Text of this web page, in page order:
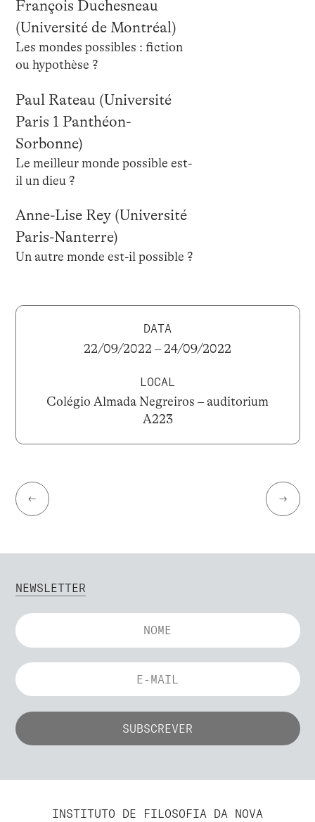
François Duchesneau
(Université de Montréal)
Les mondes possibles : fiction
ou hypothèse ?
Paul Rateau (Université
Paris 1 Panthéon-
Sorbonne)
Le meilleur monde possible est-
il un dieu ?
Anne-Lise Rey (Université
Paris-Nanterre)
Un autre monde est-il possible ?
DATA
22/09/2022 – 24/09/2022
LOCAL
Colégio Almada Negreiros – auditorium
A223
← →
NEWSLETTER
INSTITUTO DE FILOSOFIA DA NOVA